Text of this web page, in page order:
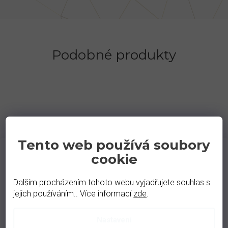
Tento web používá soubory
cookie
Dalším procházením tohoto webu vyjadřujete souhlas s
jejich používáním.. Více informací zde.
Podobné produkty
100 % zprávy o spokojenosti od našich
zákazníků.